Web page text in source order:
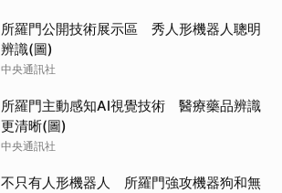
所羅門公開技術展示區 秀人形機器人聰明
辨識(圖)
中央通訊社
所羅門主動感知AI視覺技術 醫療藥品辨識
更清晰(圖)
中央通訊社
不只有人形機器人 所羅門強攻機器狗和無